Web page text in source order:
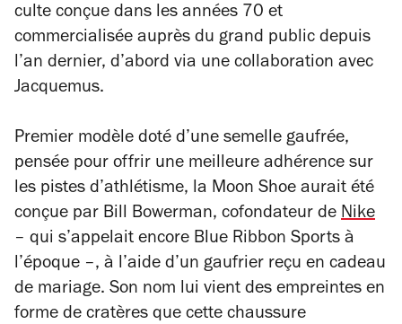
culte conçue dans les années 70 et
commercialisée auprès du grand public depuis
l’an dernier, d’abord via une collaboration avec
Jacquemus.
Premier modèle doté d’une semelle gaufrée,
pensée pour offrir une meilleure adhérence sur
les pistes d’athlétisme, la Moon Shoe aurait été
conçue par Bill Bowerman, cofondateur de Nike
– qui s’appelait encore Blue Ribbon Sports à
l’époque –, à l’aide d’un gaufrier reçu en cadeau
de mariage. Son nom lui vient des empreintes en
forme de cratères que cette chaussure